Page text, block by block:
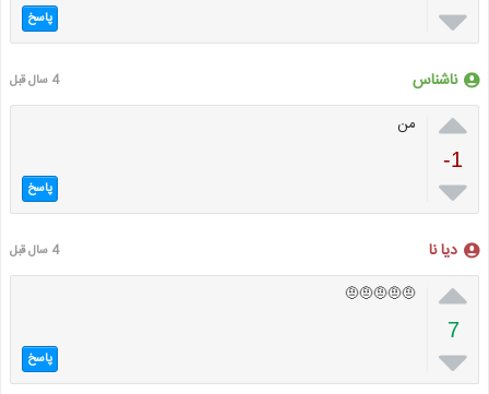
 پاسخ
ناشناس 4 سال قبل

-1

من
پاسخ
دیا نا 4 سال قبل

7

🤨🤨🤨🤨🤨
پاسخ